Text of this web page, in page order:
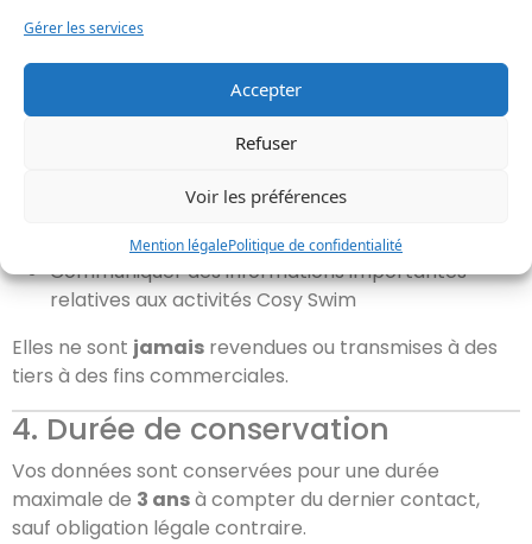
Gérer les services
Accepter
Refuser
Voir les préférences
Mention légalePolitique de confidentialité
Nous contactez par e-mail, téléphone ou réseaux
sociaux
3. Finalité du traitement
Les données personnelles collectées servent
Répondre à vos demandes de renseignements
Gérer les inscriptions et réservations
Communiquer des informations importantes
relatives aux activités Cosy Swim
Elles ne sont jamais revendues ou transmises à des
tiers à des fins commerciales.
4. Durée de conservation
Vos données sont conservées pour une durée
maximale de 3 ansà compter du dernier contact,
sauf obligation légale contraire.